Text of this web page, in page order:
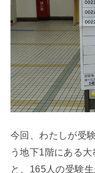
今回、わたしが受
う地下1階にある
と、165人の受験